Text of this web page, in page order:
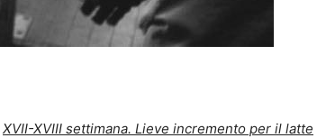
XVII-XVIII settimana. Lieve incremento per il latte